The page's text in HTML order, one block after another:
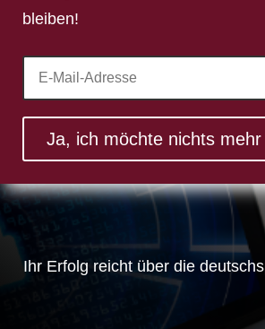
bleiben!
Ja, ich möchte nichts
Ihr Erfolg reicht über die